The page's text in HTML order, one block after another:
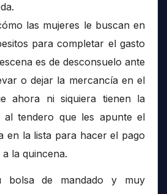
las mujeres le buscan en
para completar el gasto
es de desconsuelo ante
o dejar la mercancía en el
ahora ni siquiera tienen la
al tendero que les apunte el
en la lista para hacer el pago
la quincena.
bolsa de mandado y muy